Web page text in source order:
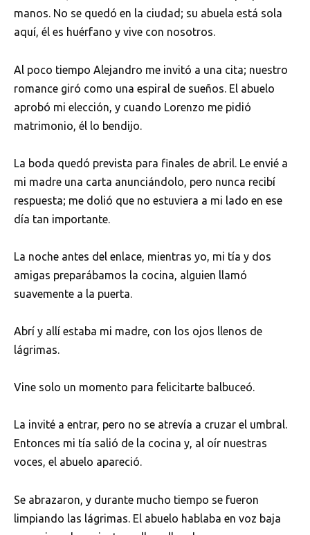
manos. No se quedó en la ciudad; su abuela está sola
aquí, él es huérfano y vive con nosotros.
Al poco tiempo Alejandro me invitó a una cita; nuestro
romance giró como una espiral de sueños. El abuelo
aprobó mi elección, y cuando Lorenzo me pidió
matrimonio, él lo bendijo.
La boda quedó prevista para finales de abril. Le envié a
mi madre una carta anunciándolo, pero nunca recibí
respuesta; me dolió que no estuviera a mi lado en ese
día tan importante.
La noche antes del enlace, mientras yo, mi tía y dos
amigas preparábamos la cocina, alguien llamó
suavemente a la puerta.
Abrí y allí estaba mi madre, con los ojos llenos de
lágrimas.
Vine solo un momento para felicitarte balbuceó.
La invité a entrar, pero no se atrevía a cruzar el umbral.
Entonces mi tía salió de la cocina y, al oír nuestras
voces, el abuelo apareció.
Se abrazaron, y durante mucho tiempo se fueron
limpiando las lágrimas. El abuelo hablaba en voz baja